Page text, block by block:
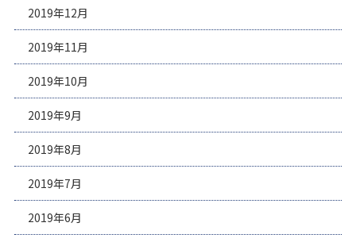
2019年12月
2019年11月
2019年10月
2019年9月
2019年8月
2019年7月
2019年6月